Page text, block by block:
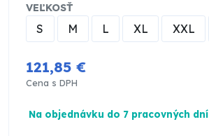
VEĽKOSŤ
S M L XL XXL
121,85 €
Cena s DPH
Na objednávku do 7 pracovných dní